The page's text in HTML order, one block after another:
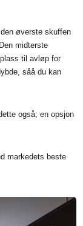
øverste skuffen
midterste
til avløp for
såå du kan
også; en opsjon
markedets beste